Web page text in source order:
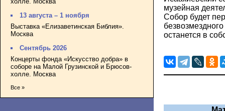
13 августа – 1 ноября
Выставка «Елизаветинская Библия».
Москва
Сентябрь 2026
Концерты фонда «Искусство добра» в
соборе на Малой Грузинской и Брюсов-
холле. Москва
Все »
музейная
Собор будет
останется в